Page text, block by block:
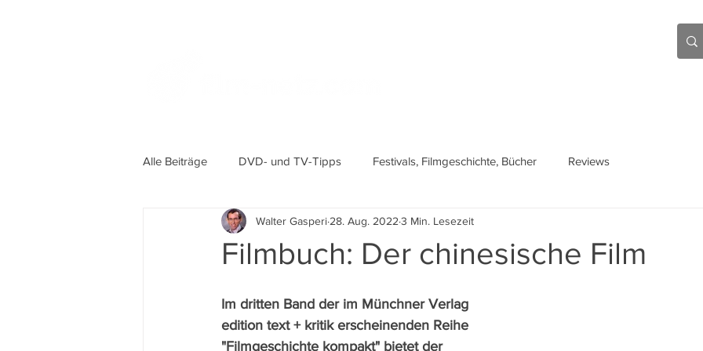
Alle Beiträge DVD- und TV-Tipps Festivals, Filmgeschichte, Bücher Reviews
Filmbuch: Der chinesische Film
Walter Gasperi 28. Aug. 2022 3 Min. Lesezeit
Im dritten Band der im Münchner Verlag
edition text + kritik erscheinenden Reihe
"Filmgeschichte kompakt" bietet der